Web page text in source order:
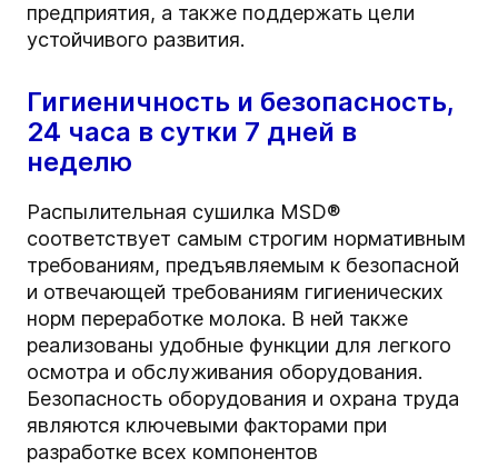
предприятия, а также поддержать цели
устойчивого развития.
Гигиеничность и безопасность,
24 часа в сутки 7 дней в
неделю
Распылительная сушилка MSD®
соответствует самым строгим нормативным
требованиям, предъявляемым к безопасной
и отвечающей требованиям гигиенических
норм переработке молока. В ней также
реализованы удобные функции для легкого
осмотра и обслуживания оборудования.
Безопасность оборудования и охрана труда
являются ключевыми факторами при
разработке всех компонентов